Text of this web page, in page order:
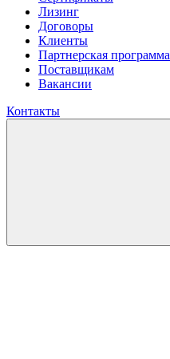
Лизинг
Договоры
Клиенты
Партнерская программа
Поставщикам
Вакансии
Контакты